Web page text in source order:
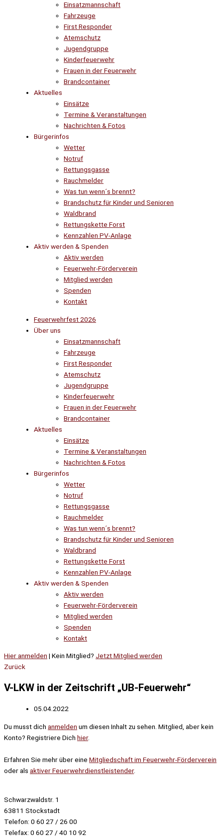
Einsatzmannschaft
Fahrzeuge
First Responder
Atemschutz
Jugendgruppe
Kinderfeuerwehr
Frauen in der Feuerwehr
Brandcontainer
Aktuelles
Einsätze
Termine & Veranstaltungen
Nachrichten & Fotos
Bürgerinfos
Wetter
Notruf
Rettungsgasse
Rauchmelder
Was tun wenn´s brennt?
Brandschutz für Kinder und Senioren
Waldbrand
Rettungskette Forst
Kennzahlen PV-Anlage
Aktiv werden & Spenden
Aktiv werden
Feuerwehr-Förderverein
Mitglied werden
Spenden
Kontakt
Feuerwehrfest 2026
Über uns
Einsatzmannschaft
Fahrzeuge
First Responder
Atemschutz
Jugendgruppe
Kinderfeuerwehr
Frauen in der Feuerwehr
Brandcontainer
Aktuelles
Einsätze
Termine & Veranstaltungen
Nachrichten & Fotos
Bürgerinfos
Wetter
Notruf
Rettungsgasse
Rauchmelder
Was tun wenn´s brennt?
Brandschutz für Kinder und Senioren
Waldbrand
Rettungskette Forst
Kennzahlen PV-Anlage
Aktiv werden & Spenden
Aktiv werden
Feuerwehr-Förderverein
Mitglied werden
Spenden
Kontakt
Hier anmelden | Kein Mitglied? Jetzt Mitglied werden
Zurück
V-LKW in der Zeitschrift „UB-Feuerwehr“
05.04.2022
Du musst dich anmelden um diesen Inhalt zu sehen. Mitglied, aber kein
Konto? Registriere Dich hier.
Erfahren Sie mehr über eine Mitgliedschaft im Feuerwehr-Förderverein
oder als aktiver Feuerwehrdienstleistender.
Schwarzwaldstr. 1
63811 Stockstadt
Telefon: 0 60 27 / 26 00
Telefax: 0 60 27 / 40 10 92